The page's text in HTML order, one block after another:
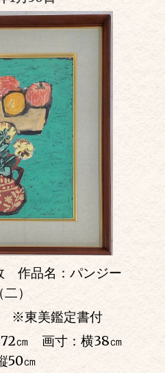
作品名：パンジー
（二）
※東美鑑定書付
㎝ 画寸：横38㎝
50㎝